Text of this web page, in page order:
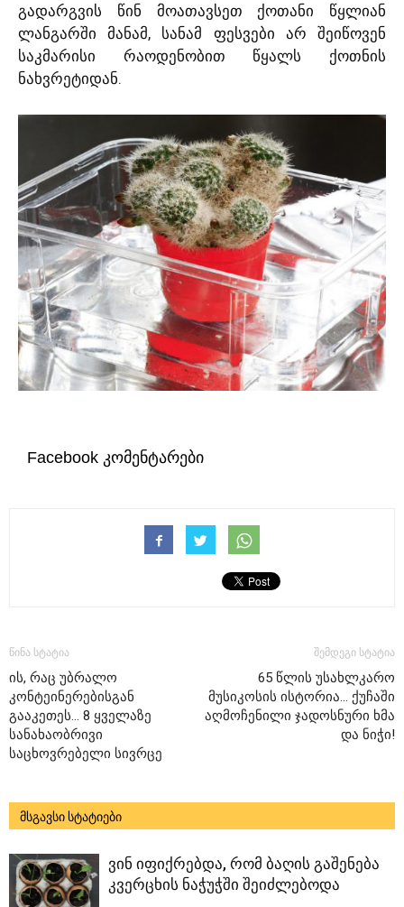
გადარგვის წინ მოათავსეთ ქოთანი წყლიან
ლანგარში მანამ, სანამ ფესვები არ შეიწოვენ
საკმარისი რაოდენობით წყალს ქოთნის
ნახვრეტიდან.
Facebook კომენტარები
წინა სტატია
ის, რაც უბრალო
კონტეინერებისგან
გააკეთეს… 8 ყველაზე
სანახაობრივი
საცხოვრებელი სივრცე
შემდეგი სტატია
65 წლის უსახლკარო
მუსიკოსის ისტორია… ქუჩაში
აღმოჩენილი ჯადოსნური ხმა
და ნიჭი!
მსგავსი სტატიები
ვინ იფიქრებდა, რომ ბაღის გაშენება
კვერცხის ნაჭუჭში შეიძლებოდა